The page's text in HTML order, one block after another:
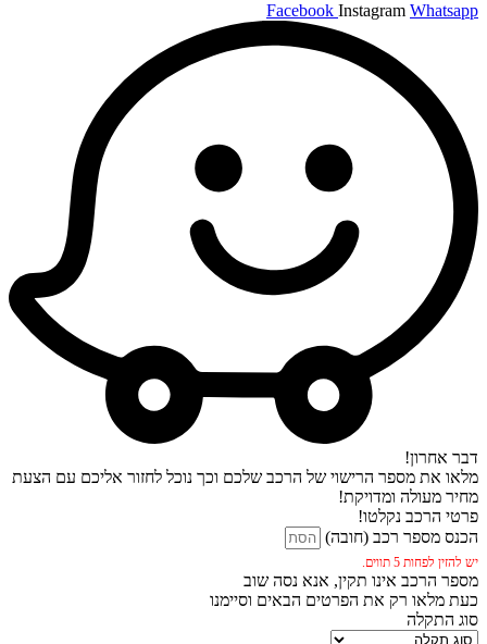
Facebook Instagram Whatsapp
דבר אחרון!
מלאו את מספר הרישוי של הרכב שלכם וכך נוכל לחזור אליכם עם הצעת
מחיר מעולה ומדויקת!
פרטי הרכב נקלטו!
הכנס מספר רכב (חובה)
יש להזין לפחות 5 תווים.
מספר הרכב אינו תקין, אנא נסה שוב
כעת מלאו רק את הפרטים הבאים וסיימנו
סוג התקלה